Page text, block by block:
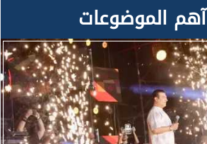
آهم الموضوعات